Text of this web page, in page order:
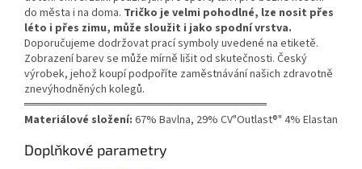
do města i na doma. Tričko je velmi pohodlné, lze nosit přes
léto i přes zimu, může sloužit i jako spodní vrstva.
Doporučujeme dodržovat prací symboly uvedené na etiketě.
Zobrazení barev se může mírně lišit od skutečnosti. Český
výrobek, jehož koupí podpoříte zaměstnávání našich zdravotně
znevýhodněných kolegů.
══════════════════════════════
Materiálové složení: 67% Bavlna, 29% CV"Outlast®" 4% Elastan
Doplňkové parametry